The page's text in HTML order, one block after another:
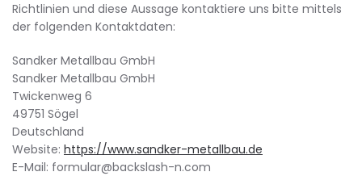
Richtlinien und diese Aussage kontaktiere uns bitte mittels
der folgenden Kontaktdaten:
Sandker Metallbau GmbH
Sandker Metallbau GmbH
Twickenweg 6
49751 Sögel
Deutschland
Website: https://www.sandker-metallbau.de
E-Mail: formular@backslash-n.com